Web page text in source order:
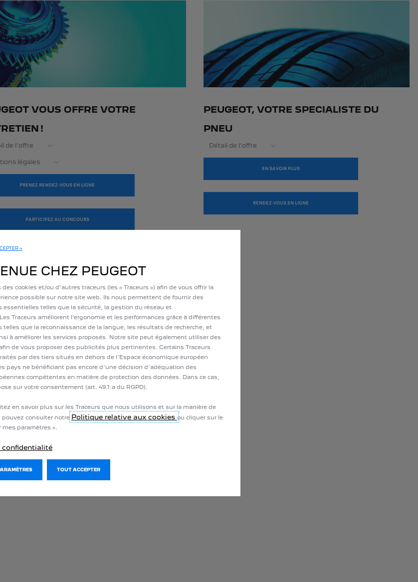
VOUS OFFRE VOTRE
!
de l'offre
légales
PRENEZ RENDEZ-VOUS EN LIGNE
PARTICIPEZ AU CONCOURS
PEUGEOT, VOTRE SPECIALISTE DU
PNEU
Détail de l'offre
EN SAVOIR PLUS
RENDEZ-VOUS EN LIGNE
UTILITAIRES
de l'offre
DECOUVREZ NOS PACKS D'ACCESSOIRES
→
CHEZ PEUGEOT
cookies et/ou d’autres traceurs (les « Traceurs ») afin de vous offrir la
possible sur notre site web. Ils nous permettent de fournir des
essentielles telles que la sécurité, la gestion du réseau et
Traceurs améliorent l’ergonomie et les performances grâce à différentes
telles que la reconnaissance de la langue, les résultats de recherche, et
à améliorer les services proposés. Notre site peut également utiliser des
de vous proposer des publicités plus pertinentes. Certains Traceurs
par des tiers situés en dehors de l’Espace économique européen
pays ne bénéficiant pas encore d’une décision d’adéquation des
compétentes en matière de protection des données. Dans ce cas,
sur votre consentement (art. 49.1.a du RGPD).
en savoir plus sur les Traceurs que nous utilisons et sur la manière de
pouvez consulter notre Politique relative aux cookies ou cliquer sur le
mes paramètres ».
confidentialité
TOUT ACCEPTER